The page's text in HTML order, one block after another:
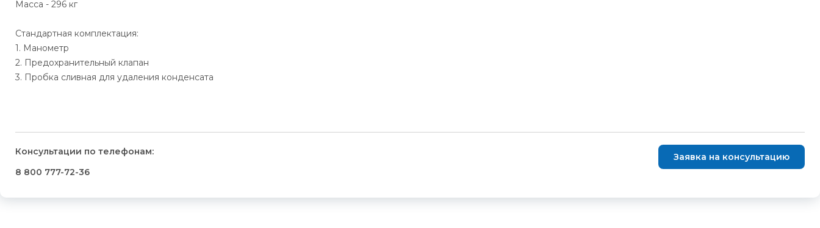
Масса - 296 кг
Стандартная комплектация:
1. Манометр
2. Предохранительный клапан
3. Пробка сливная для удаления конденсата
Консультации по телефонам:
8 800 777-72-36
Заявка на консультацию